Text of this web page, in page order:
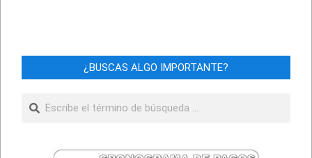
¿BUSCAS ALGO IMPORTANTE?
Buscar